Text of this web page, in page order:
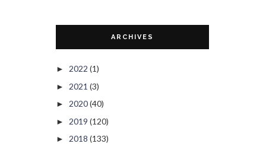
ARCHIVES
► 2022 (1)
► 2021 (3)
► 2020(40)
► 2019 (120)
► 2018 (133)